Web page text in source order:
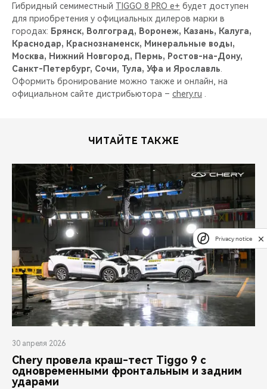
Гибридный семиместный TIGGO 8 PRO e+ будет доступен
для приобретения у официальных дилеров марки в
городах: Брянск, Волгоград, Воронеж, Казань, Калуга,
Краснодар, Краснознаменск, Минеральные воды,
Москва, Нижний Новгород, Пермь, Ростов-на-Дону,
Санкт-Петербург, Сочи, Тула, Уфа и Ярославль
Оформить бронирование можно также и онлайн, на
официальном сайте дистрибьютора – chery.ru
ЧИТАЙТЕ ТАКЖЕ
30 апреля 2026
Chery провела краш-тест Tiggo 9 с
одновременными фронтальным и задним
ударами
Privacy notice